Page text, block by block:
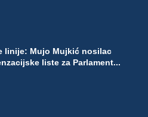
linije: Mujo Mujkić nosilac
liste za Parlament...